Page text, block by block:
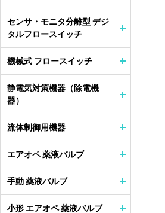
センサ・モニタ分離型 デジ
タルフロースイッチ
機械式 フロースイッチ
静電気対策機器（除電機
器）
流体制御用機器
エアオペ 薬液バルブ
手動 薬液バルブ
小形 エアオペ 薬液バルブ